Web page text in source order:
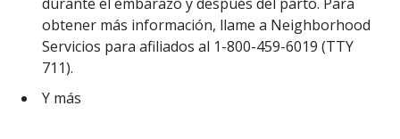
obtener más información, llame a Neighborhood
Servicios para afiliados al 1-800-459-6019 (TTY
711).
Y más